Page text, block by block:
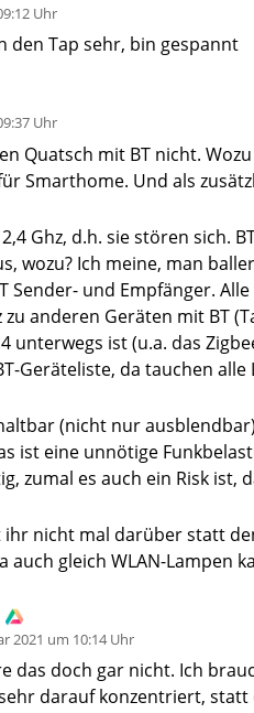
Uhr
den Tap sehr, bin gespannt
Uhr
Quatsch mit BT nicht.
Smarthome. Und als
Ghz, d.h. sie stören sich.
wozu? Ich meine, man
Sender- und Empfänger.
anderen Geräten mit BT
unterwegs ist (u.a. das
Geräteliste, da tauchen alle
(nicht nur
ist eine unnötige
zumal es auch ein Risk
nicht mal darüber statt
auch gleich WLAN-Lampen
2021 um 10:14 Uhr
das doch gar nicht. Ich
darauf konzentriert,